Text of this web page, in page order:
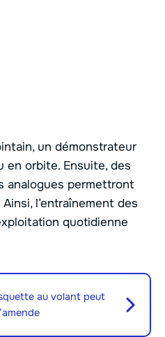
un démonstrateur
en orbite. Ensuite, des
analogues permettront
l’entraînement des
quotidienne
au volant peut